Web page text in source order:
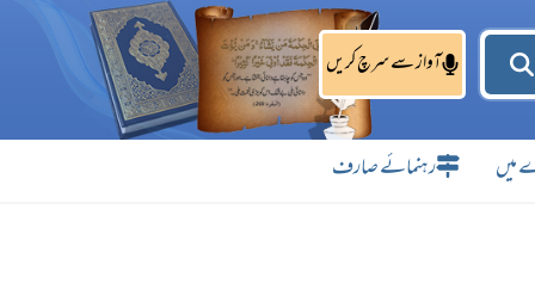
آواز سے سرچ کریں
میں رہنمائے صارف